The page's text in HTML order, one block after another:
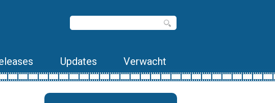
Updates Verwacht